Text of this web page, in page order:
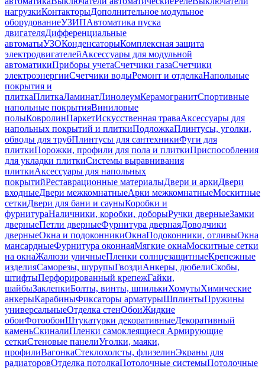
нагрузкиКонтакторыДополнительное модульное
оборудованиеУЗИПАвтоматика пуска
двигателяДифференциальные
автоматыУЗОКонденсаторыКомплексная защита
электродвигателейАксессуары для модульной
автоматикиПриборы учетаСчетчики газаСчетчики
электроэнергииСчетчики водыРемонт и отделкаНапольные
покрытия и
плиткаПлиткаЛаминатЛинолеумКерамогранитСпортивные
напольные покрытияВиниловые
полыКовролинПаркетИскусственная траваАксессуары для
напольных покрытий и плиткиПодложкаПлинтусы, уголки,
обводы для трубПлинтусы для сантехникиФуги для
плиткиПорожки, профили для пола и плиткиПриспособления
для укладки плиткиСистемы выравнивания
плиткиАксессуары для напольных
покрытийРеставрационные материалыДвери и аркиДвери
входныеДвери межкомнатныеАрки межкомнатныеМоскитные
сеткиДвери для бани и сауныКоробки и
фурнитураНаличники, коробки, доборыРучки дверныеЗамки
дверныеПетли дверныеФурнитура двернаяДоводчики
дверныеОкна и подоконникиОкнаПодоконники, отливыОкна
мансардныеФурнитура оконнаяМягкие окнаМоскитные сетки
на окнаЖалюзи уличныеПленки солнцезащитныеКрепежные
изделияСаморезы, шурупыГвоздиАнкеры, дюбелиСкобы,
штифтыПерфорированный крепежГайки,
шайбыЗаклепкиБолты, винты, шпилькиХомутыХимические
анкерыКарабиныФиксаторы арматурыШплинтыПружины
универсальныеОтделка стенОбоиЖидкие
обоиФотообоиШтукатурки декоративныеДекоративный
каменьСкиналиПленки самоклеящиеся Армирующие
сеткиСтеновые панелиУголки, маяки,
профилиВагонкаСтеклохолсты, флизелинЭкраны для
радиаторовОтделка потолкаПотолочные системыПотолочные